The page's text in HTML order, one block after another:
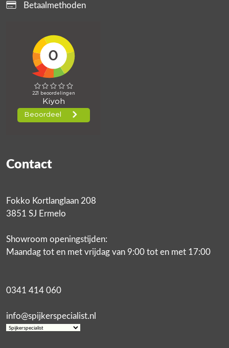
Betaalmethoden
Contact
Fokko Kortlanglaan 208
3851 SJ Ermelo
Showroom openingstijden:
Maandag tot en met vrijdag van 9:00 tot en met 17:00
0341 414 060
info@spijkerspecialist.nl